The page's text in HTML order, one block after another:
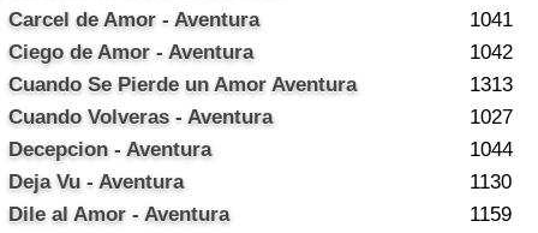
Carcel de Amor - Aventura
1041
Ciego de Amor - Aventura
1042
Cuando Se Pierde un Amor Aventura
1313
Cuando Volveras - Aventura
1027
Decepcion - Aventura
1044
Deja Vu - Aventura
1130
Dile al Amor - Aventura
1159